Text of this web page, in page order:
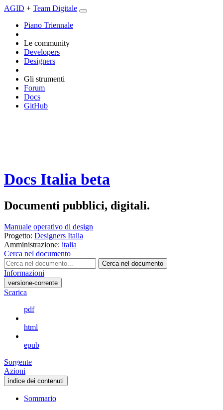
AGID + Team Digitale
Piano Triennale
Le community
Developers
Designers
Gli strumenti
Forum
Docs
GitHub
Docs Italia beta
Documenti pubblici, digitali.
Manuale operativo di design
Progetto: Designers Italia
Amministrazione: italia
Cerca nel documento
Cerca nel documento
Informazioni
versione-corrente
Scarica
pdf
html
epub
Sorgente
Azioni
indice dei contenuti
Sommario